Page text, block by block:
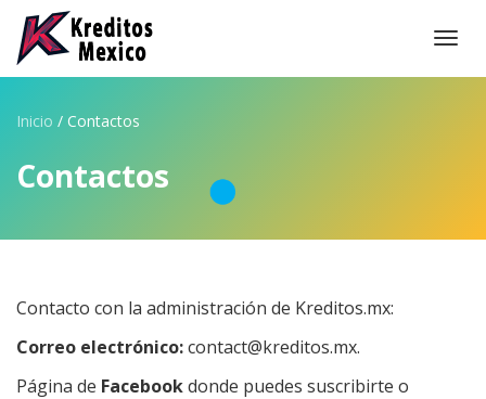
Inicio / Contactos
Contactos
Contacto con la administración de Kreditos.mx:
Correo electrónico:contact@kreditos.mx.
Página de Facebookdonde puedes suscribirte o